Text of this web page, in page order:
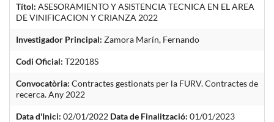
Títol: ASESORAMIENTO Y ASISTENCIA TECNICA EN EL AREA
DE VINIFICACION Y CRIANZA 2022
Investigador Principal: Zamora Marín, Fernando
Codi Oficial: T22018S
Convocatòria: Contractes gestionats per la FURV. Contractes de
recerca. Any 2022
Data d'Inici: 02/01/2022 Data de Finalització: 01/01/2023